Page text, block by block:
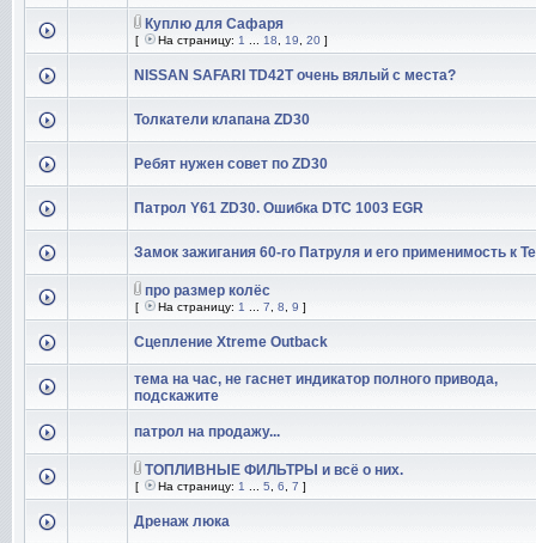
Куплю для Сафаря
[ На страницу: 1 18 19 20 ]
NISSAN SAFARI TD42T очень вялый с места?
Толкатели клапана ZD30
Ребят нужен совет по ZD30
Патрол Y61 ZD30. Ошибка DTC 1003 EGR
Замок зажигания 60-го Патруля и его применимость к
про размер колёс
[ На страницу: 1 7 8 9 ]
Сцепление Xtreme Outback
тема на час, не гаснет индикатор полного привода,
подскажите
патрол на продажу...
ТОПЛИВНЫЕ ФИЛЬТРЫ и всё о них.
[ На страницу: 1 5 6 7 ]
Дренаж люка